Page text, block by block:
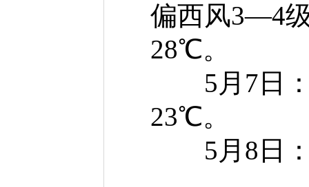
偏西风3—4
28℃。
5月7日：
23℃。
5月8日：